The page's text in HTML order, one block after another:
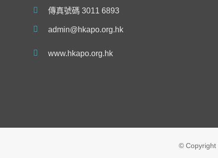
傳真號碼 3011 6893
admin@hkapo.org.hk
www.hkapo.org.hk
© Copyright